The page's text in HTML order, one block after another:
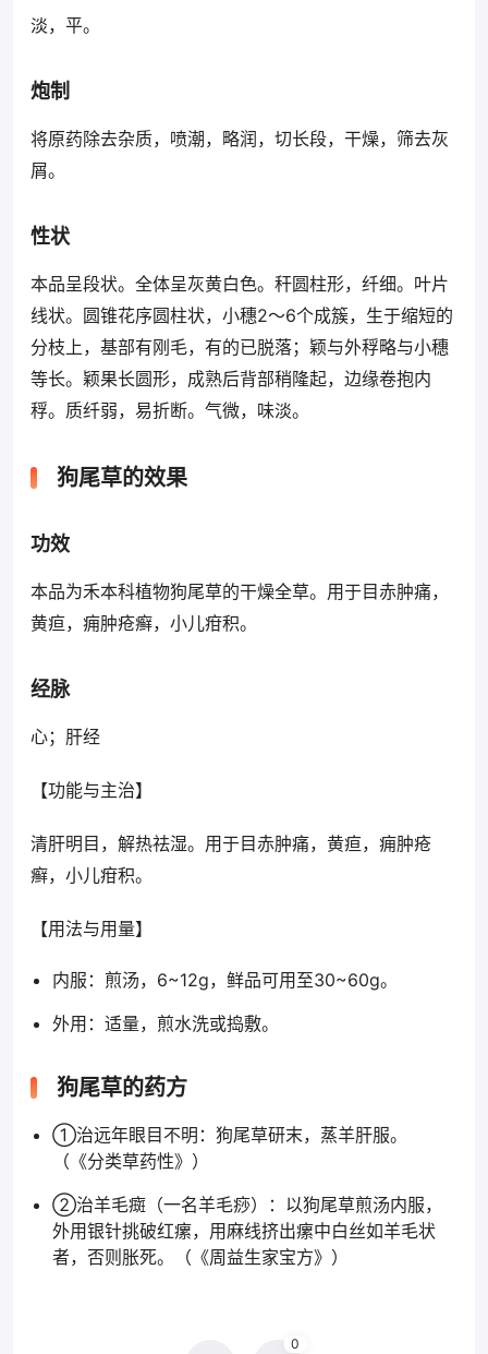
淡，平。
炮制
将原药除去杂质，喷潮，略润，切长段，干燥，筛去灰
屑。
性状
本品呈段状。全体呈灰黄白色。秆圆柱形，纤细。叶片
线状。圆锥花序圆柱状，小穗2～6个成簇，生于缩短的
分枝上，基部有刚毛，有的已脱落；颖与外稃略与小穗
等长。颖果长圆形，成熟后背部稍隆起，边缘卷抱内
稃。质纤弱，易折断。气微，味淡。
狗尾草的效果
功效
本品为禾本科植物狗尾草的干燥全草。用于目赤肿痛，
黄疸，痈肿疮癣，小儿疳积。
经脉
心；肝经
【功能与主治】
清肝明目，解热祛湿。用于目赤肿痛，黄疸，痈肿疮
癣，小儿疳积。
【用法与用量】
内服：煎汤，6~12g，鲜品可用至30~60g。
外用：适量，煎水洗或捣敷。
狗尾草的药方
①治远年眼目不明：狗尾草研末，蒸羊肝服。
（《分类草药性》）
②治羊毛癍（一名羊毛痧）：以狗尾草煎汤内服，
外用银针挑破红瘰，用麻线挤出瘰中白丝如羊毛状
者，否则胀死。（《周益生家宝方》）
0